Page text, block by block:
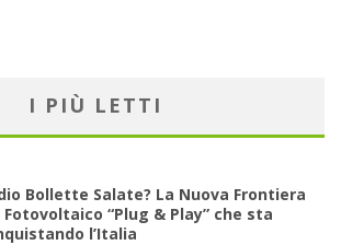
I PIÙ LETTI
Bollette Salate? La Nuova Frontiera
Fotovoltaico “Plug & Play” che sta
l’Italia